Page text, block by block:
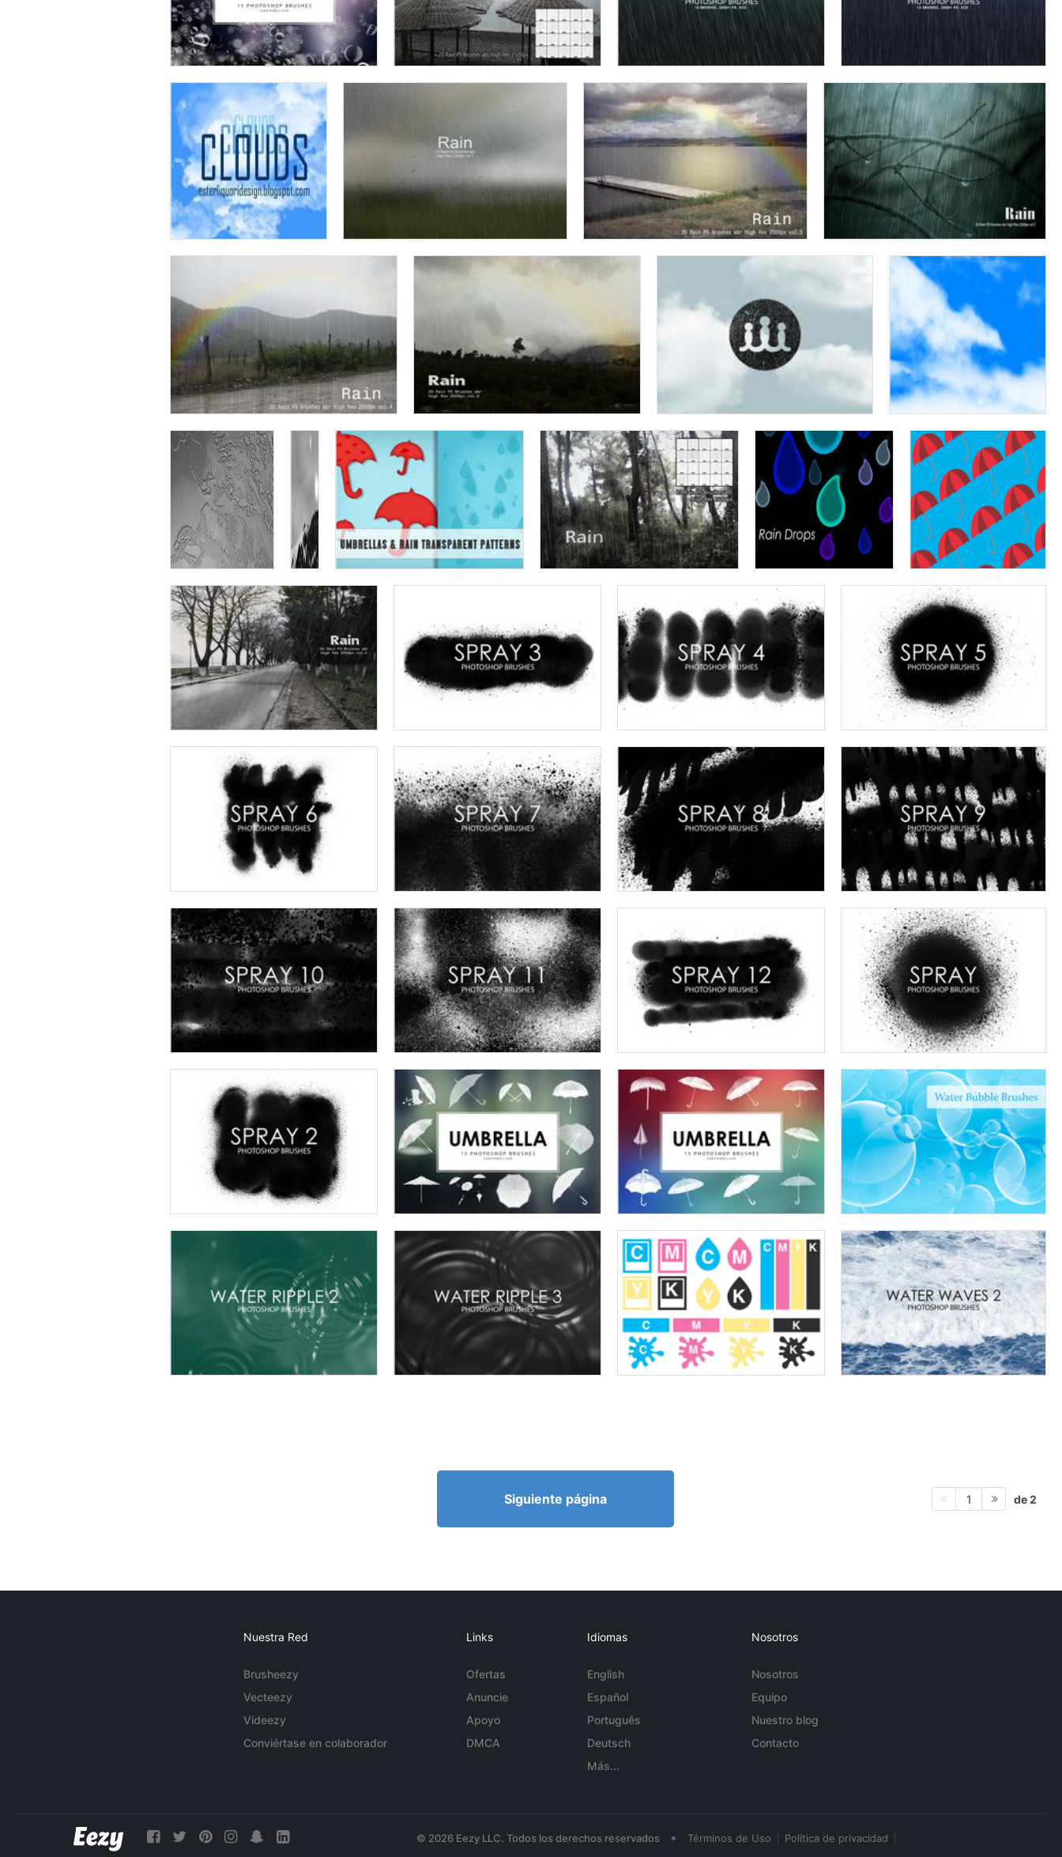
Siguiente página 1 de 2
Nuestra Red
Brusheezy
Vecteezy
Videezy
Conviértase en colaborador
Links
Ofertas
Anuncie
Apoyo
DMCA
Idiomas
English
Español
Português
Deutsch
Más...
Nosotros
Nosotros
Equipo
Nuestro blog
Contacto
© 2026 Eezy LLC. Todos los derechos reservados • Términos de Uso Política de privacidad